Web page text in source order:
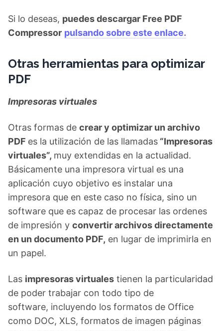
Si lo deseas, puedes descargar Free PDF
Compressor pulsando sobre este enlace.
Otras herramientas para optimizar
PDF
Impresoras virtuales
Otras formas de crear y optimizar un archivo
PDF es la utilización de las llamadas “Impresoras
virtuales”, muy extendidas en la actualidad.
Básicamente una impresora virtual es una
aplicación cuyo objetivo es instalar una
impresora que en este caso no física, sino un
software que es capaz de procesar las ordenes
de impresión y convertir archivos directamente
en un documento PDF, en lugar de imprimirla en
un papel.
Las impresoras virtuales tienen la particularidad
de poder trabajar con todo tipo de
software, incluyendo los formatos de Office
como DOC, XLS, formatos de imagen páginas